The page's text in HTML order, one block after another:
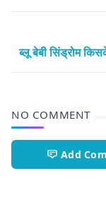
ब्लू बेबी सिंड्रोम
NO COMMENT
Add